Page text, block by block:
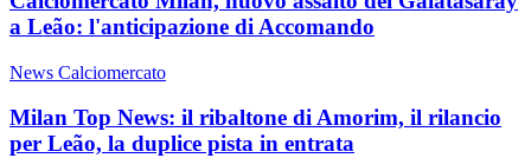
a Leão: l'anticipazione di Accomando
News Calciomercato
Milan Top News: il ribaltone di Amorim, il rilancio
per Leão, la duplice pista in entrata